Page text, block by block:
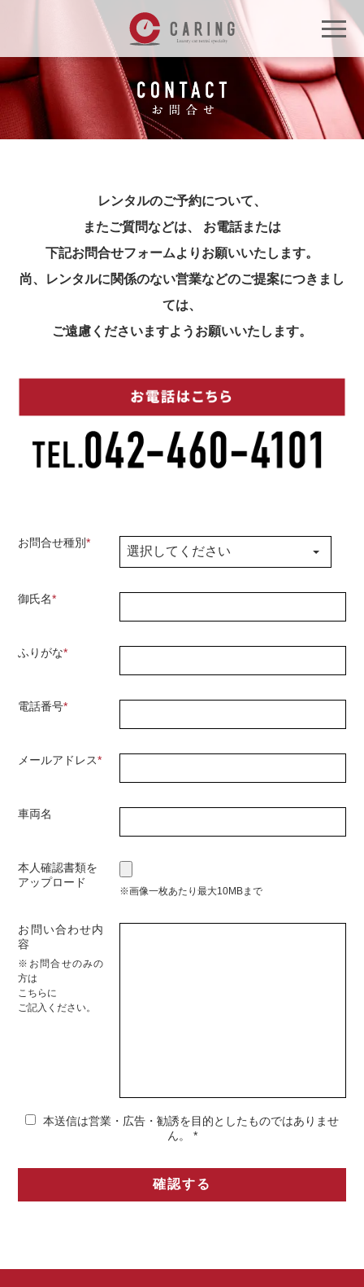
レンタルのご予約について、
またご質問などは、
お電話または
下記お問合せフォームよりお願いいたします。
尚、レンタルに関係のない営業などのご提案につきまし
ては、
ご遠慮くださいますようお願いいたします。
お問合せ種別*
御氏名*
ふりがな*
電話番号*
メールアドレス*
車両名
本人確認書類を
アップロード
画像一枚あたり最大10MBまで
お問い合わせ内
容
お問合せのみの
方は
こちらに
ご記入ください。
本送信は営業・広告・勧誘を目的としたものではありませ
ん。
*